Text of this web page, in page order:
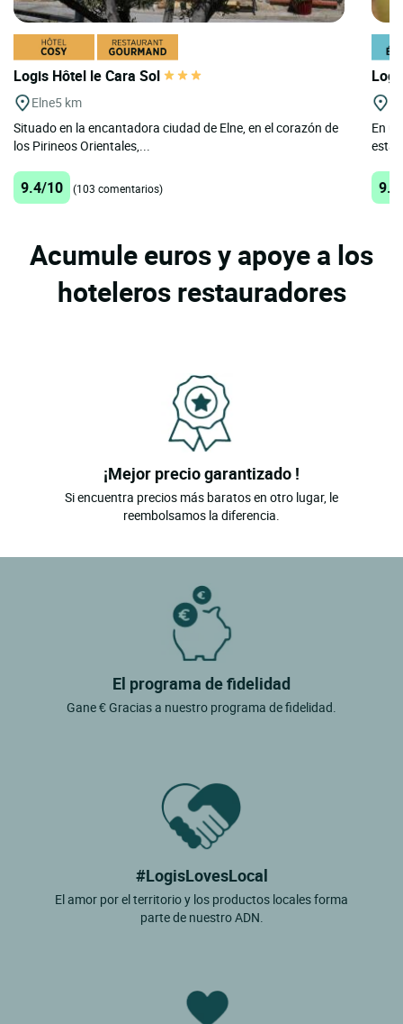
Logis Hôtel le Cara Sol
Elne5 km
Situado en la encantadora ciudad de Elne, en el corazón de
los Pirineos Orientales,...
9.4/10 (103 comentarios)
En
Acumule euros y apoye a los
hoteleros restauradores
¡Mejor precio garantizado !
Si encuentra precios más baratos en otro lugar, le
reembolsamos la diferencia.
El programa de fidelidad
Gane € Gracias a nuestro programa de fidelidad.
#LogisLovesLocal
El amor por el territorio y los productos locales forma
parte de nuestro ADN.